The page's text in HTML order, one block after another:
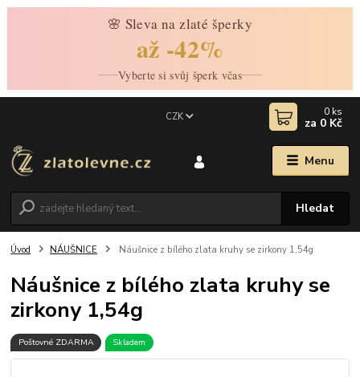
🌸 Sleva na zlaté šperky
až -42%
Vyberte si svůj šperk včas
Menu
CZK
Hledat
0 ks
za 0 Kč
Úvod NÁUŠNICE Náušnice z bílého zlata kruhy se zirkony 1,54g
Náušnice z bílého zlata kruhy se
zirkony 1,54g
Poštovné ZDARMA Skladem